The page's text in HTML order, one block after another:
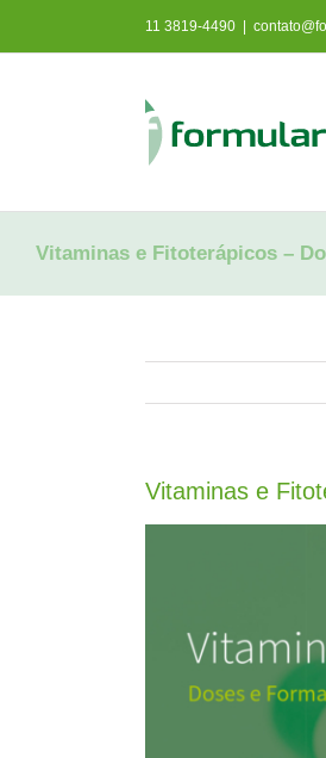
11 3819-4490
Vitaminas e Fitoterápicos –
Vitaminas e